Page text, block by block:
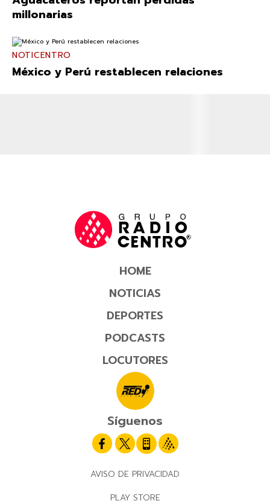
millonarias
NOTICENTRO
México y Perú restablecen relaciones
HOME
NOTICIAS
DEPORTES
PODCASTS
LOCUTORES
Síguenos
AVISO DE PRIVACIDAD
PLAY STORE